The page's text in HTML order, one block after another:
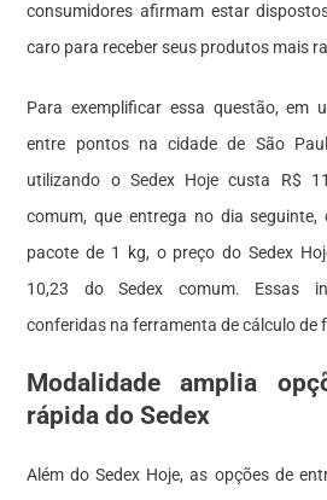
consumidores afirmam estar
caro para receber seus produtos mais
Para exemplificar essa questão, em
entre pontos na cidade de São
utilizando o Sedex Hoje custa R$
comum, que entrega no dia
pacote de 1 kg, o preço do Sedex
10,23 do Sedex comum. Essas
conferidas na ferramenta de cálculo de
Modalidade amplia
rápida do Sedex
Além do Sedex Hoje, as opções de